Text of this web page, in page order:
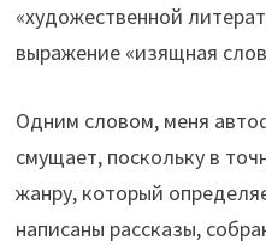
«художественной
выражение «изящная
Одним словом, меня
смущает, поскольку в
жанру, который
написаны рассказы,